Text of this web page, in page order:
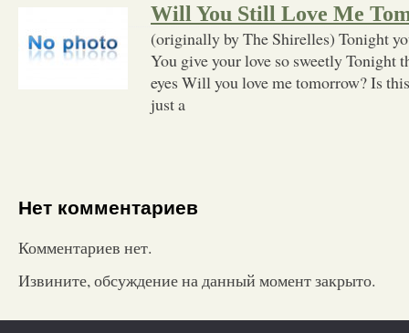
Will You Still Love Me
(originally by The Shirelles) Tonight
You give your love so sweetly Tonight
eyes Will you love me tomorrow? Is
just a
Нет комментариев
Комментариев нет.
Извините, обсуждение на данный момент закрыто.